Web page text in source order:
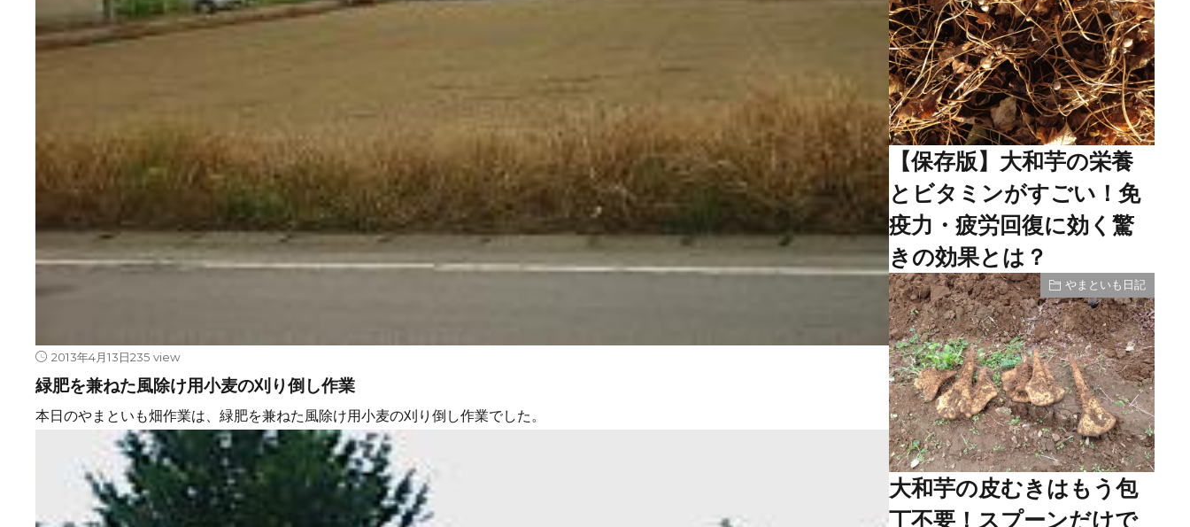
2013年4月13日235 view
緑肥を兼ねた風除け用小麦の刈り倒し作業
本日のやまといも畑作業は、緑肥を兼ねた風除け用小麦の刈り倒し作業でした。
【保存版】大和芋の栄養
とビタミンがすごい！免
疫力・疲労回復に効く驚
きの効果とは？
やまといも日記
大和芋の皮むきはもう包
丁不要！スプーンだけで